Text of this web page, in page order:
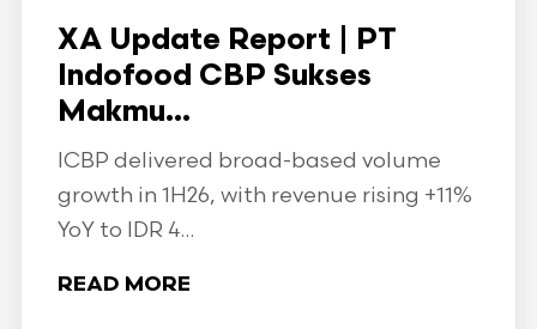
XA Update Report | PT
Indofood CBP Sukses
Makmu...
ICBP delivered broad-based volume
growth in 1H26, with revenue rising +11%
YoY to IDR 4...
READ MORE